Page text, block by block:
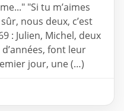
"Si tu m’aimes
nous deux, c’est
: Julien, Michel, deux
font leur
jour, une (…)